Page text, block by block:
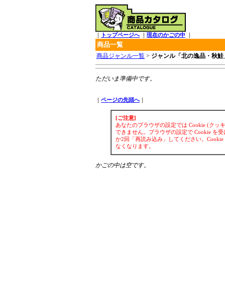
トップページへ｜ 現在のかごの中
商品一覧
商品ジャンル一覧 > ジャンル「北の逸品・秋
ただいま準備中です。
ページの先頭へ｜
[ご注意]
あなたのブラウザの設定では Cookie (クッ
できません。ブラウザの設定で Cookie を
か2回「再読み込み」してください。
なくなります。
かごの中は空です。